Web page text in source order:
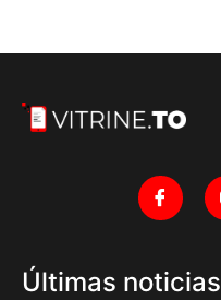
Últimas noticias